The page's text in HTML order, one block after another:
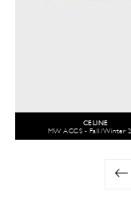
CELINE
MW ACCS - Fall/Winter